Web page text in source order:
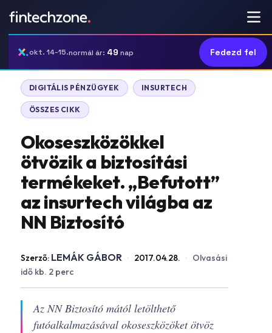
okt. 14-15.normál ár: 49 nap Fedezd fel
DIGITÁLIS PÉNZÜGYEK INSURTECH
ÖSSZES CIKK
Okoseszközökkel
ötvözik a biztosítási
termékeket. „Befutott”
az insurtech világba az
NN Biztosító
Szerző: LEMÁK GÁBOR · 2017.04.28. · Olvasási
idő kb. 2 perc
Az NN Biztosító mától letölthető
futóalkalmazásával okoseszközöket ötvöz